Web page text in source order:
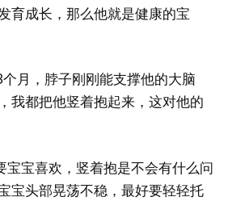
育成长，那么他就是健康的宝
，脖子刚刚能支撑他的大脑
我都把他竖着抱起来，这对他的
宝喜欢，竖着抱是不会有什么问
宝头部晃荡不稳，最好要轻轻托